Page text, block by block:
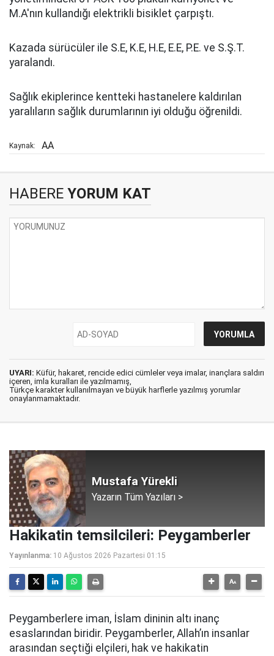
M.A'nın kullandığı elektrikli bisiklet çarpıştı.
Kazada sürücüler ile S.E, K.E, H.E, E.E, P.E. ve S.Ş.T.
yaralandı.
Sağlık ekiplerince kentteki hastanelere kaldırılan
yaralıların sağlık durumlarının iyi olduğu öğrenildi.
Kaynak: AA
HABERE YORUM KAT
UYARI: Küfür, hakaret, rencide edici cümleler veya imalar, inançlara saldırı
içeren, imla kuralları ile yazılmamış,
Türkçe karakter kullanılmayan ve büyük harflerle yazılmış yorumlar
onaylanmamaktadır.
Mustafa Yürekli
Yazarın Tüm Yazıları >
Hakikatin temsilcileri: Peygamberler
Yayınlanma: 10 Ağustos 2026 Pazartesi 01:15
Peygamberlere iman, İslam dininin altı inanç
esaslarından biridir. Peygamberler, Allah’ın insanlar
arasından seçtiği elçileri, hak ve hakikatin